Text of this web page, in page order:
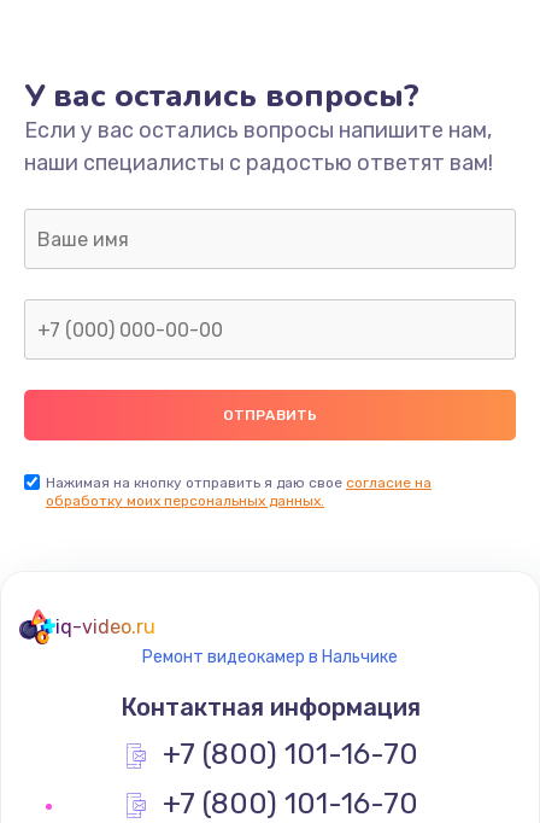
У вас остались вопросы?
Если у вас остались вопросы напишите нам,
наши специалисты с радостью ответят вам!
Нажимая на кнопку отправить я даю свое согласие на
обработку моих персональных данных.
iq-video.ru
Ремонт видеокамер в Нальчике
Контактная информация
+7 (800) 101-16-70
+7 (800) 101-16-70